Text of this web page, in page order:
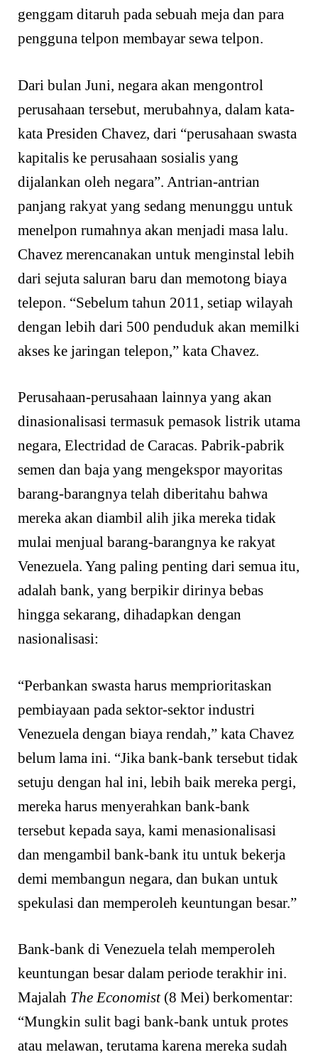
genggam ditaruh pada sebuah meja dan para
pengguna telpon membayar sewa telpon.
Dari bulan Juni, negara akan mengontrol
perusahaan tersebut, merubahnya, dalam kata-
kata Presiden Chavez, dari “perusahaan swasta
kapitalis ke perusahaan sosialis yang
dijalankan oleh negara”. Antrian-antrian
panjang rakyat yang sedang menunggu untuk
menelpon rumahnya akan menjadi masa lalu.
Chavez merencanakan untuk menginstal lebih
dari sejuta saluran baru dan memotong biaya
telepon. “Sebelum tahun 2011, setiap wilayah
dengan lebih dari 500 penduduk akan memilki
akses ke jaringan telepon,” kata Chavez.
Perusahaan-perusahaan lainnya yang akan
dinasionalisasi termasuk pemasok listrik utama
negara, Electridad de Caracas. Pabrik-pabrik
semen dan baja yang mengekspor mayoritas
barang-barangnya telah diberitahu bahwa
mereka akan diambil alih jika mereka tidak
mulai menjual barang-barangnya ke rakyat
Venezuela. Yang paling penting dari semua itu,
adalah bank, yang berpikir dirinya bebas
hingga sekarang, dihadapkan dengan
nasionalisasi:
“Perbankan swasta harus memprioritaskan
pembiayaan pada sektor-sektor industri
Venezuela dengan biaya rendah,” kata Chavez
belum lama ini. “Jika bank-bank tersebut tidak
setuju dengan hal ini, lebih baik mereka pergi,
mereka harus menyerahkan bank-bank
tersebut kepada saya, kami menasionalisasi
dan mengambil bank-bank itu untuk bekerja
demi membangun negara, dan bukan untuk
spekulasi dan memperoleh keuntungan besar.”
Bank-bank di Venezuela telah memperoleh
keuntungan besar dalam periode terakhir ini.
Majalah The Economist(8 Mei) berkomentar:
“Mungkin sulit bagi bank-bank untuk protes
atau melawan, terutama karena mereka sudah